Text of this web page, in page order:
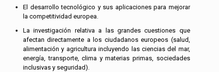
El desarrollo tecnológico y sus aplicaciones para mejorar
la competitividad europea.
La investigación relativa a las grandes cuestiones que
afectan directamente a los ciudadanos europeos (salud,
alimentación y agricultura incluyendo las ciencias del mar,
energía, transporte, clima y materias primas, sociedades
inclusivas y seguridad).